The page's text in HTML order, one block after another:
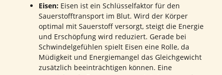
Eisen: Eisen ist ein Schlüsselfaktor für den
Sauerstofftransport im Blut. Wird der Körper
optimal mit Sauerstoff versorgt, steigt die Energie
und Erschöpfung wird reduziert. Gerade bei
Schwindelgefühlen spielt Eisen eine Rolle, da
Müdigkeit und Energiemangel das Gleichgewicht
zusätzlich beeinträchtigen können. Eine